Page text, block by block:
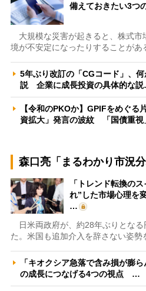
備えておきたい3つ
大規模な災害が起きると、株式市
境が不安定になったりすることがあ
5年ぶり改訂の「CGコード」、
説 企業に成長投資の具体的な
【令和のPKOか】GPIFをめぐる
資拡大」発言の波紋 「国債重
森口亮「まるわかり市況分
「トレンド転換の
れ”した市場心理を
…
日米両政府が、約28年ぶりとなる
た。米国も追加介入を辞さない姿勢
「キオクシア急落で含み損が膨
の成長につなげる4つの視点 …